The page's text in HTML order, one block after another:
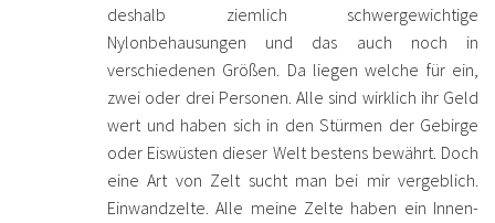
deshalb ziemlich schwergewichtige
Nylonbehausungen und das auch noch in
verschiedenen Größen. Da liegen welche für ein,
zwei oder drei Personen. Alle sind wirklich ihr Geld
wert und haben sich in den Stürmen der Gebirge
oder Eiswüsten dieser Welt bestens bewährt. Doch
eine Art von Zelt sucht man bei mir vergeblich.
Einwandzelte. Alle meine Zelte haben ein Innen-